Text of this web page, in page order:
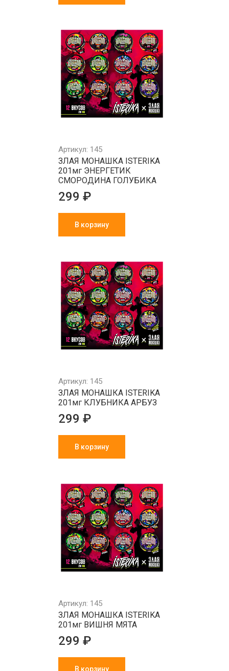
Артикул: 145
ЗЛАЯ МОНАШКА ISTERIKA
201мг ЭНЕРГЕТИК
СМОРОДИНА ГОЛУБИКА
299 ₽
В корзину
Артикул: 145
ЗЛАЯ МОНАШКА ISTERIKA
201мг КЛУБНИКА АРБУЗ
299 ₽
В корзину
Артикул: 145
ЗЛАЯ МОНАШКА ISTERIKA
201мг ВИШНЯ МЯТА
299 ₽
В корзину